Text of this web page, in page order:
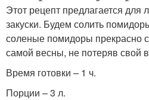
Этот рецепт предлагается для
закуски. Будем солить
соленые помидоры прекрасно
самой весны, не потеряв свой
Время готовки – 1 ч.
Порции – 3 л.